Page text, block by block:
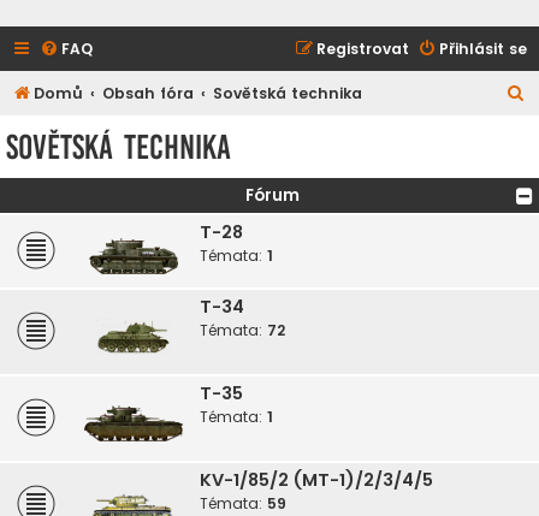
FAQ Přihlásit se
Registrovat
Domů Obsah fóra Sovětská technika
d
a
Sovětská technika
Fórum
T-28
Témata: 1
T-34
Témata: 72
T-35
Témata: 1
KV-1/85/2 (MT-1)/2/3/4/5
Témata: 59